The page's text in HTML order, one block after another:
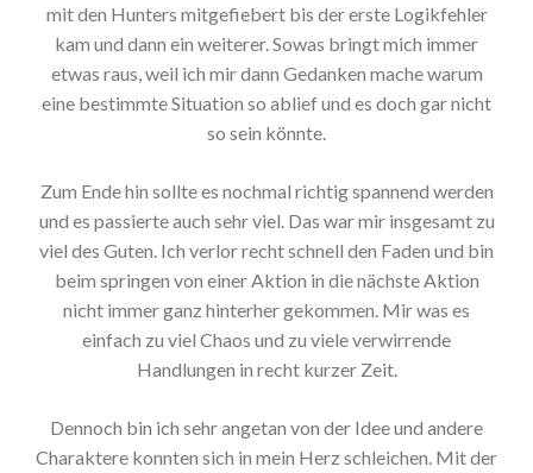
mit den Hunters mitgefiebert bis der erste Logikfehler
kam und dann ein weiterer. Sowas bringt mich immer
etwas raus, weil ich mir dann Gedanken mache warum
eine bestimmte Situation so ablief und es doch gar nicht
so sein könnte.
Zum Ende hin sollte es nochmal richtig spannend werden
und es passierte auch sehr viel. Das war mir insgesamt zu
viel des Guten. Ich verlor recht schnell den Faden und bin
beim springen von einer Aktion in die nächste Aktion
nicht immer ganz hinterher gekommen. Mir was es
einfach zu viel Chaos und zu viele verwirrende
Handlungen in recht kurzer Zeit.
Dennoch bin ich sehr angetan von der Idee und andere
Charaktere konnten sich in mein Herz schleichen. Mit der